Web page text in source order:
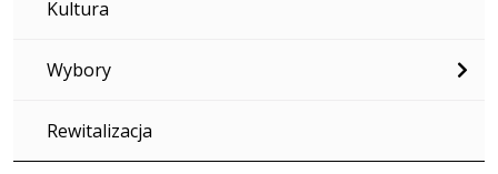
Kultura
Wybory
Rewitalizacja